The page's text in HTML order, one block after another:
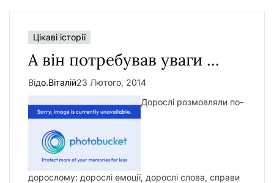
Цікаві історії
А він потребував уваги …
Відо.Віталій23 Лютого, 2014
Дорослі розмовляли по-
дорослому: дорослі емоції, дорослі слова, справи